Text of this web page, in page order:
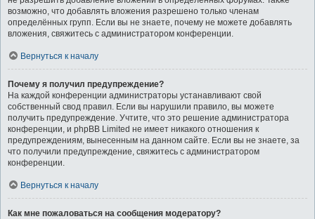
возможно, что добавлять вложения разрешено только членам
определённых групп. Если вы не знаете, почему не можете добавлять
вложения, свяжитесь с администратором конференции.
Вернуться к началу
Почему я получил предупреждение?
На каждой конференции администраторы устанавливают свой
собственный свод правил. Если вы нарушили правило, вы можете
получить предупреждение. Учтите, что это решение администратора
конференции, и phpBB Limited не имеет никакого отношения к
предупреждениям, вынесенным на данном сайте. Если вы не знаете, за
что получили предупреждение, свяжитесь с администратором
конференции.
Вернуться к началу
Как мне пожаловаться на сообщения модератору?